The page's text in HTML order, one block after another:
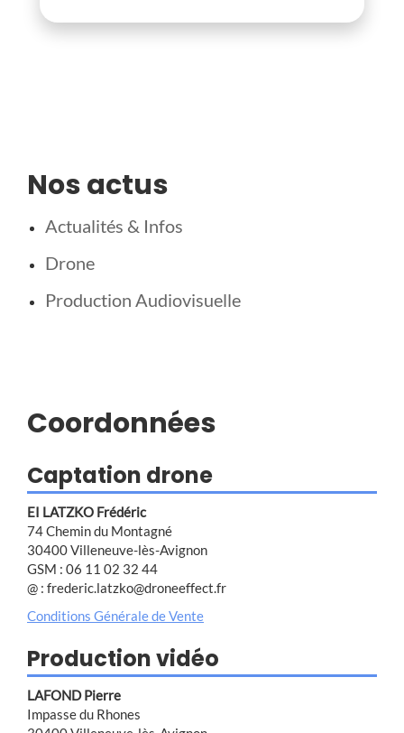
Nos actus
Actualités & Infos
Drone
Production Audiovisuelle
Coordonnées
Captation drone
EI LATZKO Frédéric
74 Chemin du Montagné
30400 Villeneuve-lès-Avignon
GSM : 06 11 02 32 44
@ : frederic.latzko@droneeffect.fr
Conditions Générale de Vente
Production vidéo
LAFOND Pierre
Impasse du Rhones